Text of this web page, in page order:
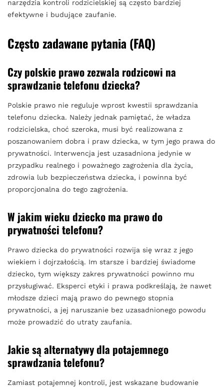
narzędzia kontroli rodzicielskiej są często bardziej
efektywne i budujące zaufanie.
Często zadawane pytania (FAQ)
Czy polskie prawo zezwala rodzicowi na
sprawdzanie telefonu dziecka?
Polskie prawo nie reguluje wprost kwestii sprawdzania
telefonu dziecka. Należy jednak pamiętać, że władza
rodzicielska, choć szeroka, musi być realizowana z
poszanowaniem dobra i praw dziecka, w tym jego prawa do
prywatności. Interwencja jest uzasadniona jedynie w
przypadku realnego i poważnego zagrożenia dla życia,
zdrowia lub bezpieczeństwa dziecka, i powinna być
proporcjonalna do tego zagrożenia.
W jakim wieku dziecko ma prawo do
prywatności telefonu?
Prawo dziecka do prywatności rozwija się wraz z jego
wiekiem i dojrzałością. Im starsze i bardziej świadome
dziecko, tym większy zakres prywatności powinno mu
przysługiwać. Eksperci etyki i prawa podkreślają, że nawet
młodsze dzieci mają prawo do pewnego stopnia
prywatności, a jej naruszanie bez uzasadnionego powodu
może prowadzić do utraty zaufania.
Jakie są alternatywy dla potajemnego
sprawdzania telefonu?
Zamiast potajemnej kontroli, jest wskazane budowanie